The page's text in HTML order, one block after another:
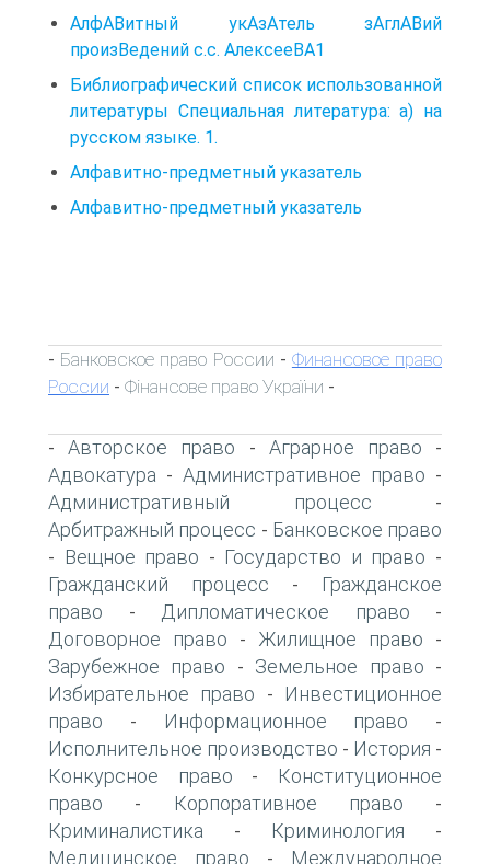
АлфАВитный укАзАтель зАглАВий
произВедений с.с. АлексееВА1
Библиографический список использованной
литературы Специальная литература: а) на
русском языке. 1.
Алфавитно-предметный указатель
Алфавитно-предметный указатель
- Банковское право России - Финансовое право
России - Фінансове право України -
-Авторское право - Аграрное право -
Адвокатура - Административное право -
Административный процесс -
Арбитражный процесс - Банковское право
- Вещное право - Государство и право -
Гражданский процесс -
Гражданское
право - Дипломатическое право -
Договорное право - Жилищное право -
Зарубежное право - Земельное право -
Избирательное право -
Инвестиционное
право - Информационное право -
Исполнительное производство - История -
Конкурсное право -
Конституционное
право - Корпоративное право -
Криминалистика - Криминология -
Медицинское право -
Международное